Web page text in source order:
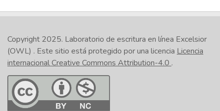
Copyright 2025. Laboratorio de escritura en línea Excelsior
(OWL) . Este sitio está protegido por una licencia Licencia
internacional Creative Commons Attribution-4.0 .